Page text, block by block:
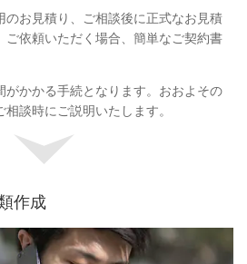
のお見積り、ご相談後に正式なお見積
ご依頼いただく場合、簡単なご契約書
がかかる手続となります。おおよその
談時にご説明いたします。
作成